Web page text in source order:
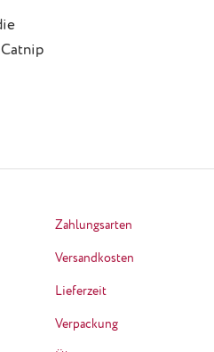
Zahlungsarten
Versandkosten
Lieferzeit
Verpackung